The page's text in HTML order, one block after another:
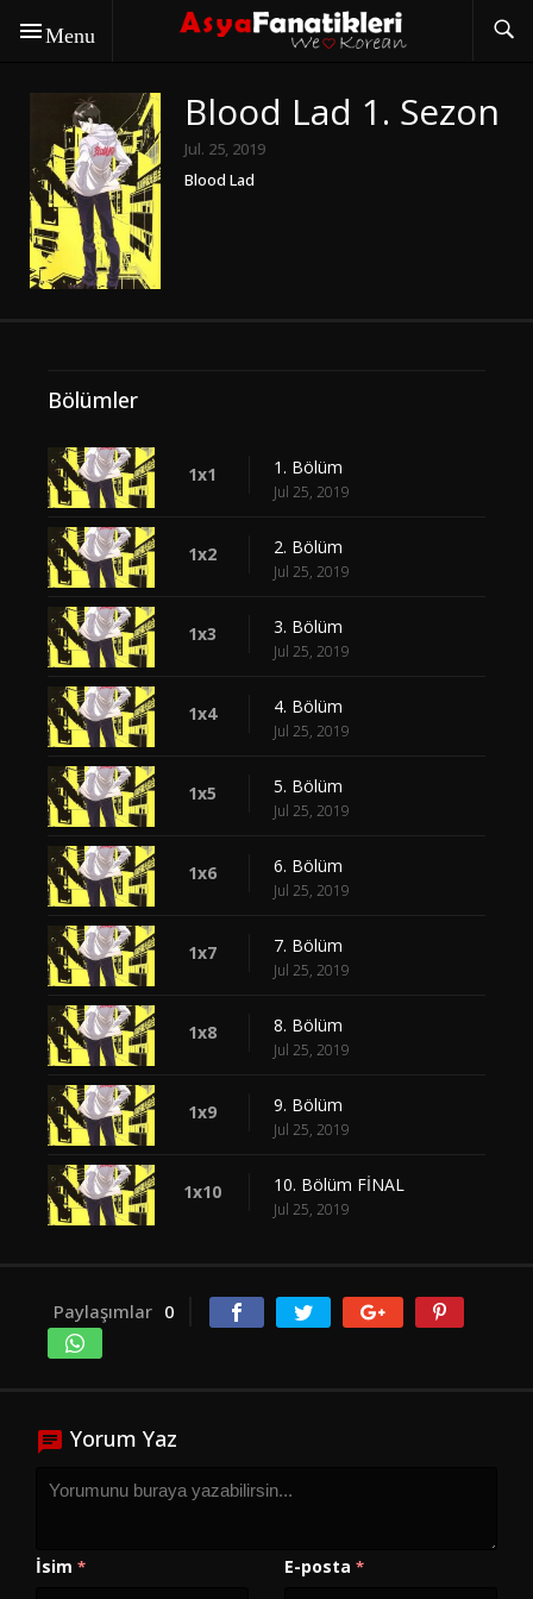
Menu
Blood Lad 1. Sezon
Jul. 25, 2019
Blood Lad
Bölümler
1x1 1. Bölüm
Jul 25, 2019
1x2 2. Bölüm
Jul 25, 2019
1x3 3. Bölüm
Jul 25, 2019
1x4 4. Bölüm
Jul 25, 2019
1x5 5. Bölüm
Jul 25, 2019
1x6 6. Bölüm
Jul 25, 2019
1x7 7. Bölüm
Jul 25, 2019
1x8 8. Bölüm
Jul 25, 2019
1x9 9. Bölüm
Jul 25, 2019
1x10 10. Bölüm FİNAL
Jul 25, 2019
Paylaşımlar 0
Yorum Yaz
İsim * E-posta *